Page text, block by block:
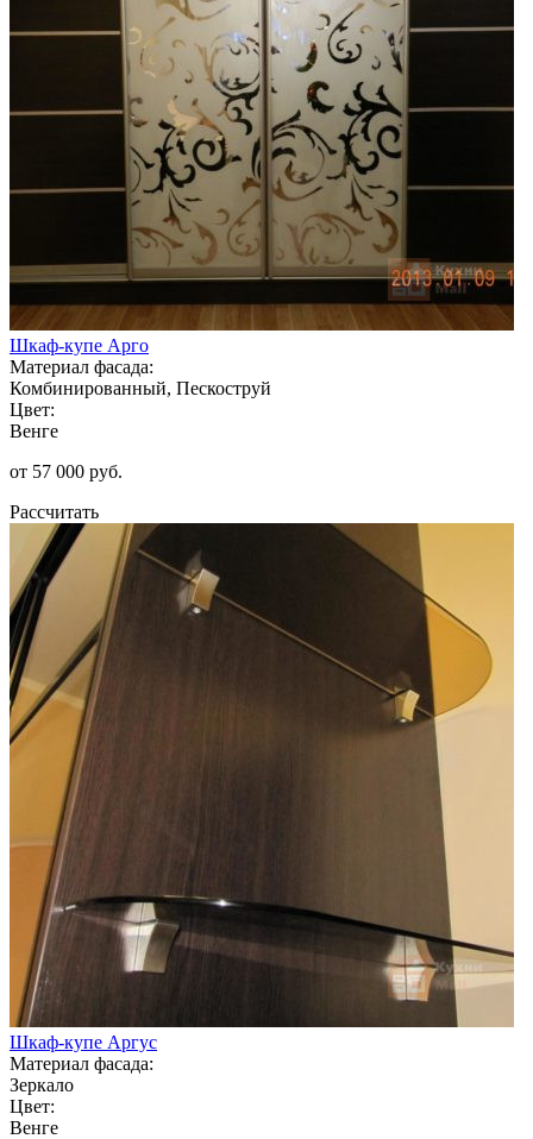
Шкаф-купе Арго
Материал фасада:
Комбинированный, Пескоструй
Цвет:
Венге
от 57 000 руб.
Рассчитать
Шкаф-купе Аргус
Материал фасада:
Зеркало
Цвет:
Венге